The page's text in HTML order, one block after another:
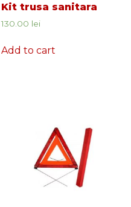
Kit trusa sanitara
130.00 lei
Add to cart